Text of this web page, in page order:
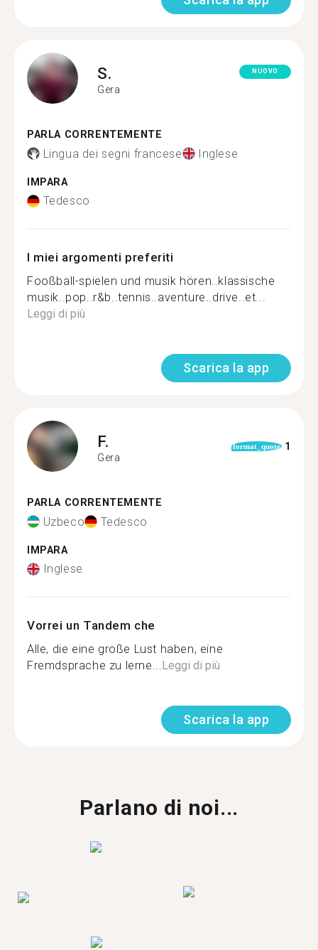
S.
Gera
NUOVO
PARLA CORRENTEMENTE
Lingua dei segni francese Inglese
IMPARA
Tedesco
I miei argomenti preferiti
Fooßball-spielen und musik hören..klassische
musik..pop..r&b..tennis..aventure..drive..et...
Leggi di più
Scarica la app
F.
Gera
format_quote 1
PARLA CORRENTEMENTE
Uzbeco Tedesco
IMPARA
Inglese
Vorrei un Tandem che
Alle, die eine große Lust haben, eine
Fremdsprache zu lerne...Leggi di più
Scarica la app
Parlano di noi...